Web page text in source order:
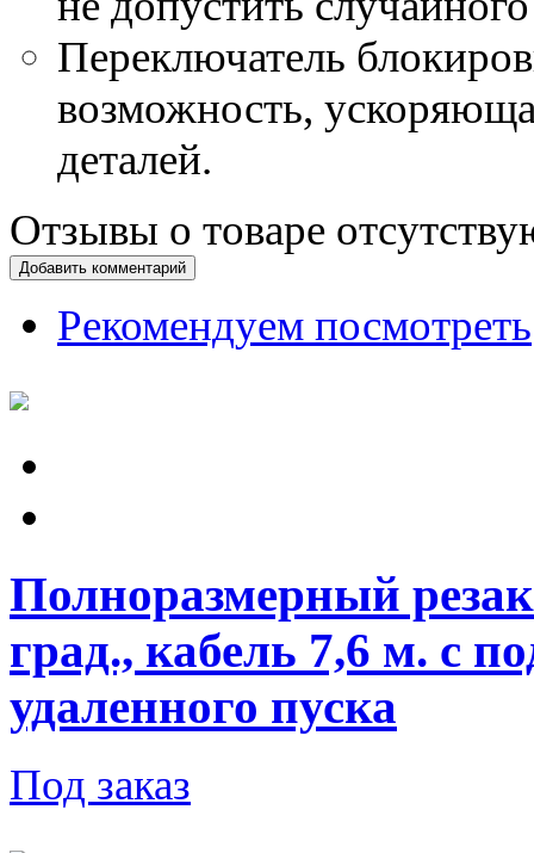
Переключатель
возможность,
деталей.
Отзывы о товаре
Добавить комментарий
Рекомендуем посмотреть
Полноразмерный
град., кабель 7,6 м. с
удаленного пуска
Под заказ